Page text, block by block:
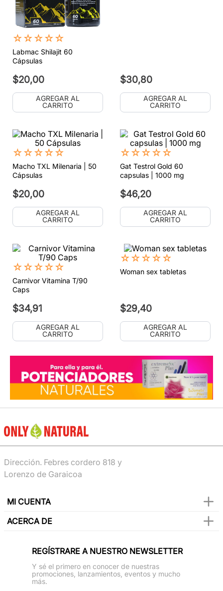
☆☆☆☆☆
Labmac Shilajit 60
Cápsulas
$20,00
AGREGAR AL
CARRITO
$30,80
AGREGAR AL
CARRITO
☆☆☆☆☆
Macho TXL Milenaria | 50
Cápsulas
$20,00
AGREGAR AL
CARRITO
☆☆☆☆☆
Gat Testrol Gold 60
capsulas | 1000 mg
$46,20
AGREGAR AL
CARRITO
☆☆☆☆☆
Carnivor Vitamina T/90
Caps
$34,91
AGREGAR AL
CARRITO
☆☆☆☆☆
Woman sex tabletas
$29,40
AGREGAR AL
CARRITO
Dirección. Febres cordero 818 y
Lorenzo de Garaicoa
MI CUENTA
ACERCA DE
REGÍSTRARE A NUESTRO NEWSLETTER
Y sé el primero en conocer de nuestras
promociones, lanzamientos, eventos y mucho
más.